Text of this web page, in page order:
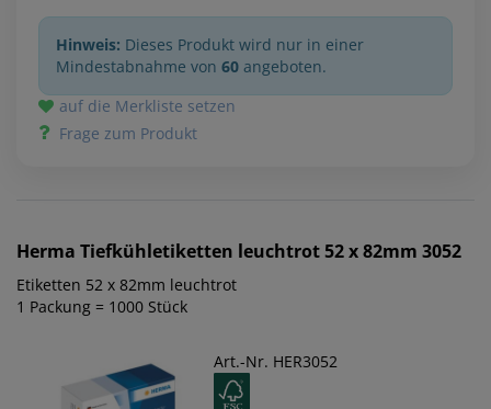
Hinweis: Dieses Produkt wird nur in einer
Mindestabnahme von 60 angeboten.
auf die Merkliste setzen
Frage zum Produkt
Herma Tiefkühletiketten leuchtrot 52 x 82mm 3052
Etiketten 52 x 82mm leuchtrot
1 Packung = 1000 Stück
Art.-Nr. HER3052